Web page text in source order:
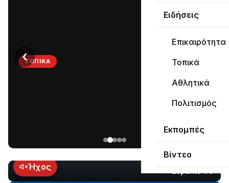
Ειδήσεις
Επικαιρότητα
Τοπικά
Αθλητικά
Πολιτισμός
Εκπομπές
Βίντεο
ΤΟΠΙΚΆ
Ναυπάκτου
εδώ
και
‹
LIVEΉχος